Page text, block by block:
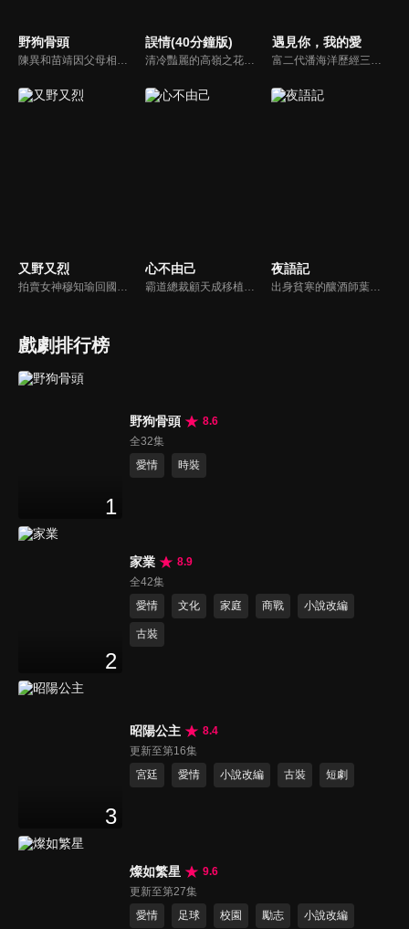
野狗骨頭
陳異和苗靖因父母相識而結緣，起初陳異對苗靖有著很深的敵意，直到一次受傷，苗靖的善良讓兩人關係開始轉變。然而好景不常，隨著陳父去世、苗母消失，兩個孩子卻不得不相依為命，異樣的情愫也隨著時間滋長。當苗靖終於認清感情，準備向陳異告白，陳異卻突然捲入一起縱火案，一切都突然變了調...
誤情(40分鐘版)
清冷豔麗的高嶺之花江時淺在遭受霸淩、暴力等一系列事件後，華麗蛻變逆襲歸來，用一場精心策劃強勢開啟自己的復仇之路，最終收穫內心救贖與愛情的故事。
遇見你，我的愛
富二代潘海洋歷經三次失敗婚姻，認為金錢阻礙愛情。唯第一任妻子陸雪怡真心待他。好友伊軒勸他隱藏身份。他在酒吧對芭蕾舞演員韓夢瑤一見鍾情。便化身業務經理與她相戀。熱戀中潘海洋決定娶韓夢瑤，卻在婚前發現韓夢瑤三年前曾是自己公司員工，進而揭開伊軒與韓夢瑤為還債設局圖謀他財產的陰謀...
又野又烈
拍賣女神穆知瑜回國與繼母奪產，與神祕保鏢沈既白協議訂婚。兩人意外揭開身世翻轉：沈為穆家真繼承人，穆則是被換掉的孤女。面對繼母的偽畫陰謀與綁架，兩人智計合盟，沈更以神祕畫師身份深情守護。最終惡人伏法，兩人在反轉與博弈中假戲真做，攜手守護正義與真愛。
心不由己
霸道總裁顧天成移植心臟後竟然愛上了職場對頭秘書林嘉琪，兩人逐漸在工作生活中意識到對方的心意，朝著共同的目標並肩作戰。
夜語記
出身貧寒的釀酒師葉小唯遭遇愛人程桉、恩師林晚媚的雙重背叛。她從恨意中涅槃重生，借私生女桑落的身份入住程家。步步為營，周旋在各懷心思的豪門眾人間，引獵物上鉤的故事。
戲劇排行榜
1
野狗骨頭
8.6
全32集
愛情
時裝
2
家業
8.9
全42集
愛情
文化 家庭 商戰 小說改編
古裝
3
昭陽公主
8.4
更新至第16集
宮廷
愛情 小說改編 古裝 短劇
燦如繁星
9.6
更新至第27集
愛情
足球 校園 勵志 小說改編